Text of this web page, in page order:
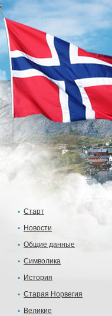
Старт
Новости
Общие данные
Символика
История
Старая Норвегия
Великие